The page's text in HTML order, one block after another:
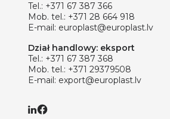
Tel.: +371 67 387 366
Mob. tel.: +371 28 664 918
E-mail: europlast@europlast.lv
Dział handlowy: eksport
Tel.: +371 67 387 368
Mob. tel.: +371 29379508
E-mail: export@europlast.lv